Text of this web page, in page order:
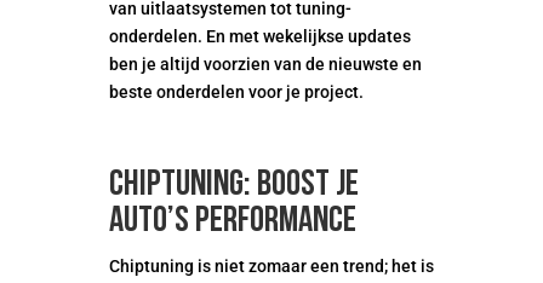
van uitlaatsystemen tot tuning-
onderdelen. En met wekelijkse updates
ben je altijd voorzien van de nieuwste en
beste onderdelen voor je project.
Chiptuning: boost je
auto’s performance
Chiptuning is niet zomaar een trend; het is